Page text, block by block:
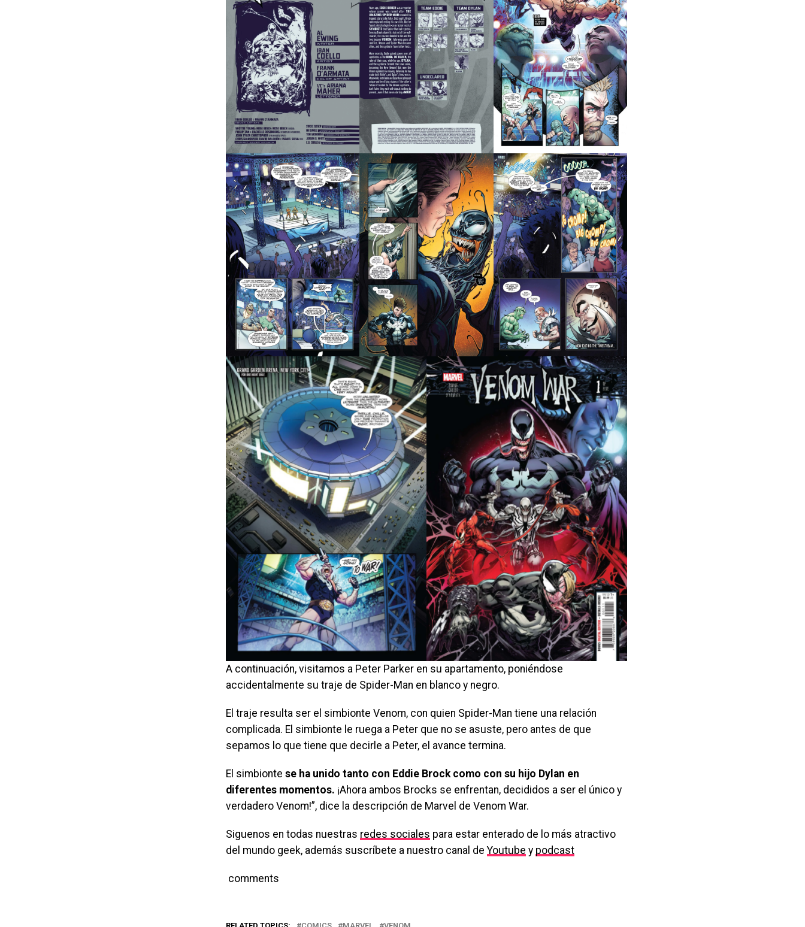
A continuación, visitamos a Peter Parker en su apartamento, poniéndose
accidentalmente su traje de Spider-Man en blanco y negro.
El traje resulta ser el simbionte Venom, con quien Spider-Man tiene una relación
complicada. El simbionte le ruega a Peter que no se asuste, pero antes de que
sepamos lo que tiene que decirle a Peter, el avance termina.
El simbionte se ha unido tanto con Eddie Brock como con su hijo Dylan en
diferentes momentos. ¡Ahora ambos Brocks se enfrentan, decididos a ser el único y
verdadero Venom!”, dice la descripción de Marvel de Venom War.
Siguenos en todas nuestras redes sociales para estar enterado de lo más atractivo
del mundo geek, además suscríbete a nuestro canal deYoutube y podcast
comments